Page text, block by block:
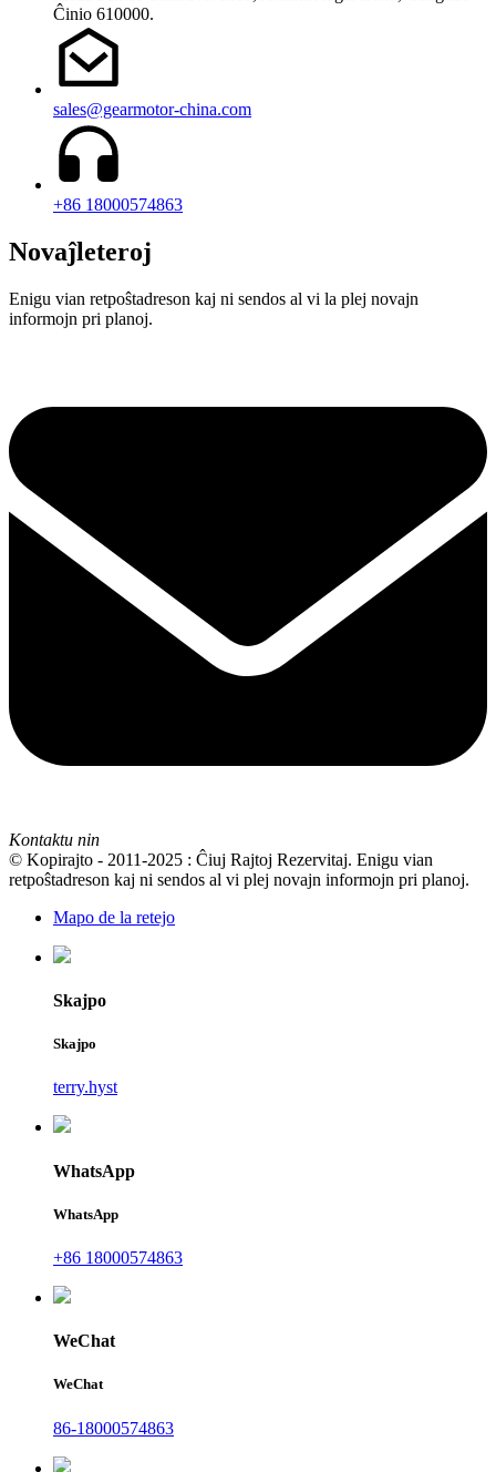
Ĉinio 610000.
sales@gearmotor-china.com
+86 18000574863
Novaĵleteroj
Enigu vian retpoŝtadreson kaj ni sendos al vi la plej novajn
informojn pri planoj.
Kontaktu nin
© Kopirajto - 2011-2025 : Ĉiuj Rajtoj Rezervitaj. Enigu vian
retpoŝtadreson kaj ni sendos al vi plej novajn informojn pri planoj.
Mapo de la retejo
Skajpo
Skajpo
terry.hyst
WhatsApp
WhatsApp
+86 18000574863
WeChat
WeChat
86-18000574863